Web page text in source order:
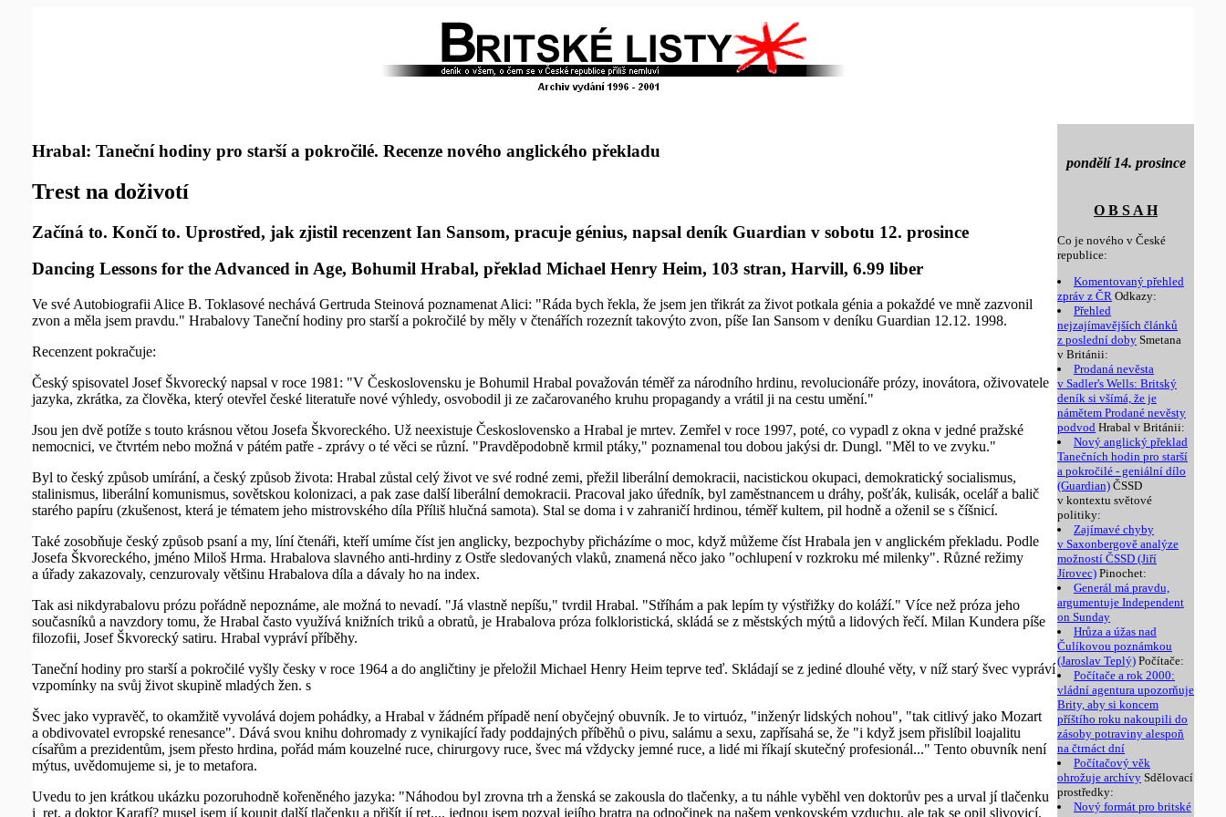
pondělí 14. prosince
O B S A H
Co je nového v České
republice:
Komentovaný přehled
zpráv z ČR Odkazy:
Přehled
nejzajímavějších článků
z poslední doby Smetana
v Británii:
Prodaná nevěsta
v Sadler's Wells: Britský
deník si všímá, že je
námětem Prodané nevěsty
podvod Hrabal v Británii:
Nový anglický překlad
Tanečních hodin pro starší
a pokročilé - geniální dílo
(Guardian) ČSSD
v kontextu světové
politiky:
Zajímavé chyby
v Saxonbergově analýze
možností ČSSD (Jiří
Jírovec) Pinochet:
Generál má pravdu,
argumentuje Independent
on Sunday
Hrůza a úžas nad
Čulíkovou poznámkou
(Jaroslav Teplý) Počítače:
Počítače a rok 2000:
vládní agentura upozorňuje
Brity, aby si koncem
příštího roku nakoupili do
zásoby potraviny alespoň
na čtrnáct dní
Počítačový věk
ohrožuje archívy Sdělovací
prostředky:
Nový formát pro britské
Hrabal: Taneční hodiny pro starší a pokročilé. Recenze nového anglického překladu
Trest na doživotí
Začíná to. Končí to. Uprostřed, jak zjistil recenzent Ian Sansom, pracuje génius, napsal deník Guardian v sobotu 12. prosince
Dancing Lessons for the Advanced in Age, Bohumil Hrabal, překlad Michael Henry Heim, 103 stran, Harvill, 6.99 liber
Ve své Autobiografii Alice B. Toklasové nechává Gertruda Steinová poznamenat Alici: "Ráda bych řekla, že jsem jen třikrát za život potkala génia a pokaždé ve mně zazvonil
zvon a měla jsem pravdu." Hrabalovy Taneční hodiny pro starší a pokročilé by měly v čtenářích rozeznít takovýto zvon, píše Ian Sansom v deníku Guardian 12.12. 1998.
Recenzent pokračuje:
Český spisovatel Josef Škvorecký napsal v roce 1981: "V Československu je Bohumil Hrabal považován téměř za národního hrdinu, revolucionáře prózy, inovátora, oživovatele
jazyka, zkrátka, za člověka, který otevřel české literatuře nové výhledy, osvobodil ji ze začarovaného kruhu propagandy a vrátil ji na cestu umění."
Jsou jen dvě potíže s touto krásnou větou Josefa Škvoreckého. Už neexistuje Československo a Hrabal je mrtev. Zemřel v roce 1997, poté, co vypadl z okna v jedné pražské
nemocnici, ve čtvrtém nebo možná v pátém patře - zprávy o té věci se různí. "Pravděpodobně krmil ptáky," poznamenal tou dobou jakýsi dr. Dungl. "Měl to ve zvyku."
Byl to český způsob umírání, a český způsob života: Hrabal zůstal celý život ve své rodné zemi, přežil liberální demokracii, nacistickou okupaci, demokratický socialismus,
stalinismus, liberální komunismus, sovětskou kolonizaci, a pak zase další liberální demokracii. Pracoval jako úředník, byl zaměstnancem u dráhy, pošťák, kulisák, ocelář a balič
starého papíru (zkušenost, která je tématem jeho mistrovského díla Příliš hlučná samota). Stal se doma i v zahraničí hrdinou, téměř kultem, pil hodně a oženil se s číšnicí.
Také zosobňuje český způsob psaní a my, líní čtenáři, kteří umíme číst jen anglicky, bezpochyby přicházíme o moc, když můžeme číst Hrabala jen v anglickém překladu. Podle
Josefa Škvoreckého, jméno Miloš Hrma. Hrabalova slavného anti-hrdiny z Ostře sledovaných vlaků, znamená něco jako "ochlupení v rozkroku mé milenky". Různé režimy
a úřady zakazovaly, cenzurovaly většinu Hrabalova díla a dávaly ho na index.
Tak asi nikdyrabalovu prózu pořádně nepoznáme, ale možná to nevadí. "Já vlastně nepíšu," tvrdil Hrabal. "Stříhám a pak lepím ty výstřižky do koláží." Více než próza jeho
současníků a navzdory tomu, že Hrabal často využívá knižních triků a obratů, je Hrabalova próza folkloristická, skládá se z městských mýtů a lidových řečí. Milan Kundera píše
filozofii, Josef Škvorecký satiru. Hrabal vypráví příběhy.
Taneční hodiny pro starší a pokročilé vyšly česky v roce 1964 a do angličtiny je přeložil Michael Henry Heim teprve teď. Skládají se z jediné dlouhé věty, v níž starý švec vypráví
vzpomínky na svůj život skupině mladých žen. s
Švec jako vypravěč, to okamžitě vyvolává dojem pohádky, a Hrabal v žádném případě není obyčejný obuvník. Je to virtuóz, "inženýr lidských nohou", "tak citlivý jako Mozart
a obdivovatel evropské renesance". Dává svou knihu dohromady z vynikající řady poddajných příběhů o pivu, salámu a sexu, zapřísahá se, že "i když jsem přislíbil loajalitu
císařům a prezidentům, jsem přesto hrdina, pořád mám kouzelné ruce, chirurgovy ruce, švec má vždycky jemné ruce, a lidé mi říkají skutečný profesionál..." Tento obuvník není
mýtus, uvědomujeme si, je to metafora.
Uvedu to jen krátkou ukázku pozoruhodně kořeněného jazyka: "Náhodou byl zrovna trh a ženská se zakousla do tlačenky, a tu náhle vyběhl ven doktorův pes a urval jí tlačenku
i ret, a doktor Karafí? musel jsem jí koupit další tlačenku a přišít jí ret.... jednou jsem pozval jejího bratra na odpočinek na našem venkovském vzduchu, ale tak se opil slivovicí,